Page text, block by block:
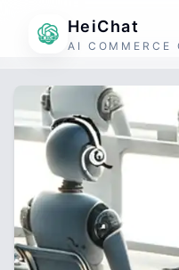
HeiChat
AI COMMERCE